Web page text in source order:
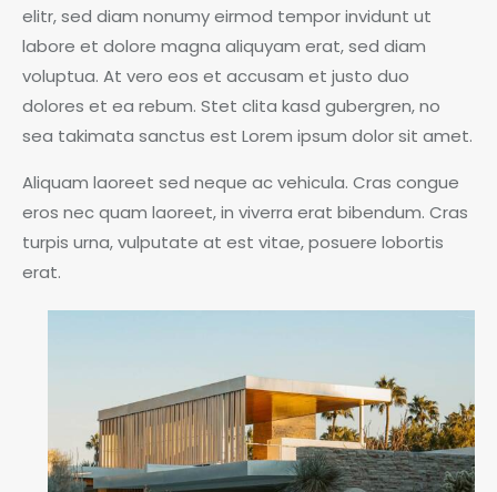
elitr, sed diam nonumy eirmod tempor invidunt ut
labore et dolore magna aliquyam erat, sed diam
voluptua. At vero eos et accusam et justo duo
dolores et ea rebum. Stet clita kasd gubergren, no
sea takimata sanctus est Lorem ipsum dolor sit amet.
Aliquam laoreet sed neque ac vehicula. Cras congue
eros nec quam laoreet, in viverra erat bibendum. Cras
turpis urna, vulputate at est vitae, posuere lobortis
erat.